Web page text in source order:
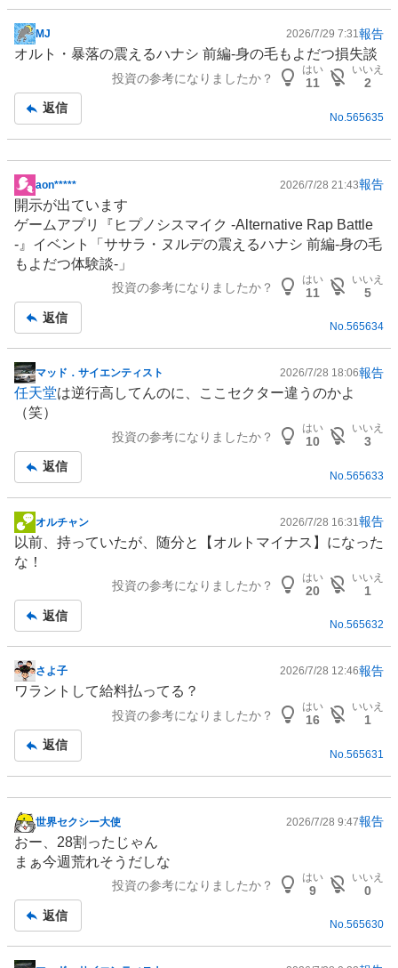
掲
示
事
MJ 2026/7/29 7:31報告
オルト・暴落の震えるハナシ 前編-身の毛もよだつ損失談
投資の参考になりましたか？
はい
11
いいえ
2
返信
No. 565635
掲
示
板
記
事
aon***** 2026/7/28 21:43報告
開示が出ています
ゲームアプリ『ヒプノシスマイク -Alternative Rap Battle
-』 イベント
「ササラ・ヌルデの震えるハナシ 前編-身の毛
もよだつ体験談-」
投資の参考になりましたか？
はい
11
いいえ
5
返信
No.565634
掲
示
板
マッド．サイエンティスト 2026/7/28 18:06報告
任天堂は逆行高してんのに、ここセクター違うのかよ
（笑）
投資の参考になりましたか？
はい
10
いいえ
3
返信
No. 565633
掲
示
板
オルチャン 2026/7/28 16:31 報告
以前、持っていたが、随分と【オルトマイナス】になった
な！
投資の参考になりましたか？
はい
20
いいえ
1
返信
No.565632
掲
示
事
さよ子 2026/7/28 12:46報告
ワラントして給料払ってる？
投資の参考になりましたか？
はい
16
いいえ
1
返信
No. 565631
掲
示
板
世界セクシー大使 2026/7/28 9:47報告
おー、28割ったじゃん
まぁ今週荒れそうだしな
投資の参考になりましたか？
はい
9
いいえ
0
返信
No.565630